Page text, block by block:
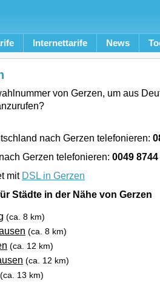
Internettarife News
von Gerzen, um aus
nach Gerzen telefonieren:
Gerzen telefonieren: 0049 8744
mit DSL in Gerzen
Städte in der Nähe von Gerzen
(ca. 8 km)
(ca. 8 km)
(ca. 12 km)
(ca. 12 km)
(ca. 13 km)